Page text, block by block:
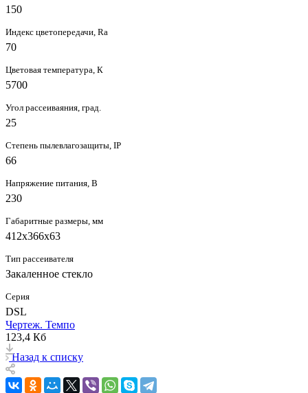
150
Индекс цветопередачи, Ra
70
Цветовая температура, К
5700
Угол рассеиваяния, град.
25
Степень пылевлагозащиты, IP
66
Напряжение питания, В
230
Габаритные размеры, мм
412х366x63
Тип рассеивателя
Закаленное стекло
Серия
DSL
Чертеж. Темпо
123,4 Кб
Назад к списку